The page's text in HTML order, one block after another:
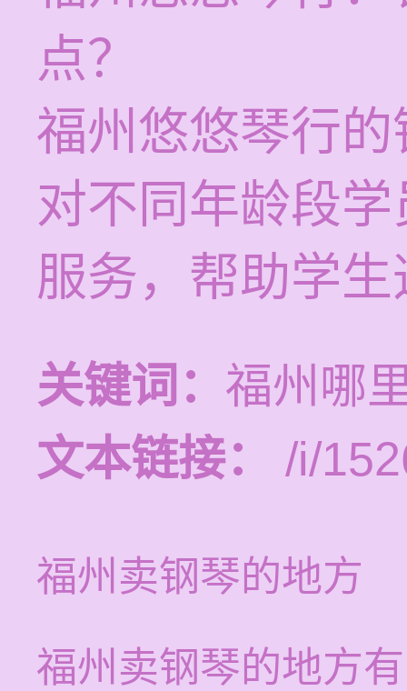
点？
福州悠悠琴行
对不同年龄段
服务，帮助学
关键词： 福州哪
文本链接：
/i/
福州卖钢琴的地方
福州卖钢琴的地方